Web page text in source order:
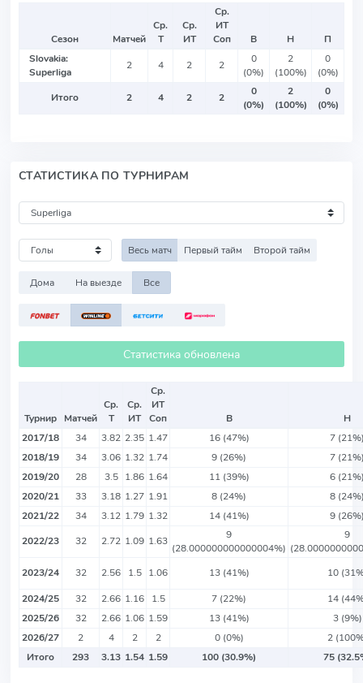
Сезон Матчей
Ср.
Т
Ср.
ИТ
Ср.
ИТ
Соп
В Н
П
Slovakia:
Superliga
2 4 2 2
0
(0%)
2
(100%)
0
(0%)
Итого
2 4 2 2
0
(0%)
2
(100%)
0
(0%)
СТАТИСТИКА ПО ТУРНИРАМ
Весь матч Первый тайм Второй тайм
Дома На выезде Все
Статистика обновлена
Турнир Матчей
Ср.
Т
Ср.
ИТ
Ср.
ИТ
Соп
В
Н
2017/18
34 3.82 2.35 1.47 16 (47%)
7
2018/19
34 3.06 1.32 1.74 9 (26%)
7
2019/20
28 3.5 1.86 1.64 11 (39%)
6
2020/21
33 3.18 1.27 1.91 8 (24%)
8
2021/22
34 3.12 1.79 1.32 14 (41%)
9
2022/23
32 2.72 1.09 1.63
9
(28.000000000000004%)
9
2023/24
32 2.56 1.5 1.06 13 (41%)
10
2024/25
32 2.66 1.16 1.5 7 (22%)
14
2025/26
32 2.66 1.06 1.59 13 (41%)
3 (9%)
2026/27
2 4 2 2 0 (0%)
2
Итого
293 3.13 1.54 1.59 100 (30.9%) 75